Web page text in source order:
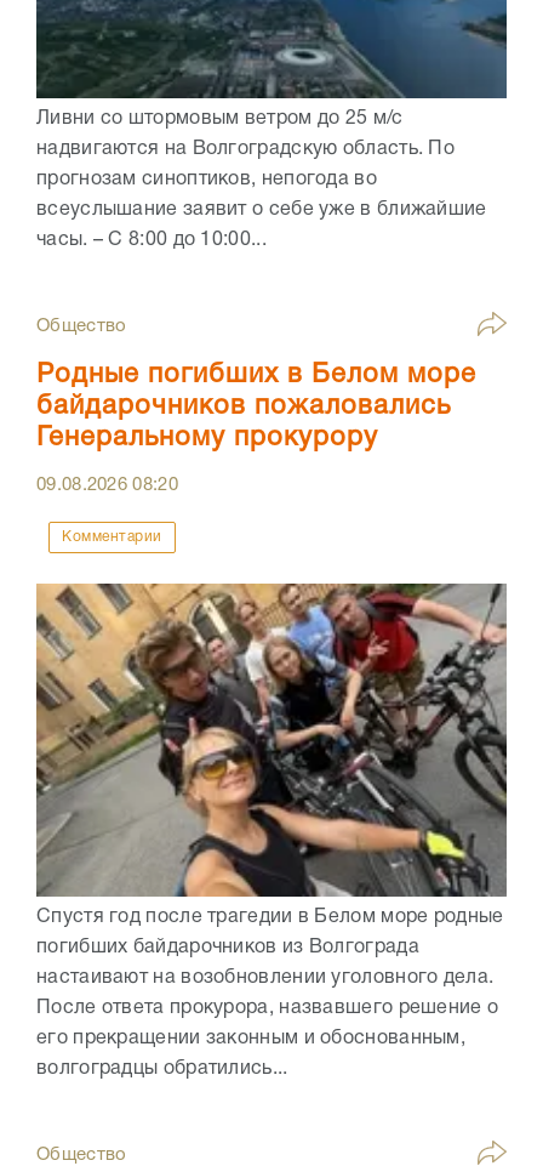
Ливни со штормовым ветром до 25 м/с
надвигаются на Волгоградскую область. По
прогнозам синоптиков, непогода во
всеуслышание заявит о себе уже в ближайшие
часы. – С 8:00 до 10:00...
Общество
Родные погибших в Белом море
байдарочников пожаловались
Генеральному прокурору
09.08.202608:20
Комментарии
Спустя год после трагедии в Белом море родные
погибших байдарочников из Волгограда
настаивают на возобновлении уголовного дела.
После ответа прокурора, назвавшего решение о
его прекращении законным и обоснованным,
волгоградцы обратились...
Общество